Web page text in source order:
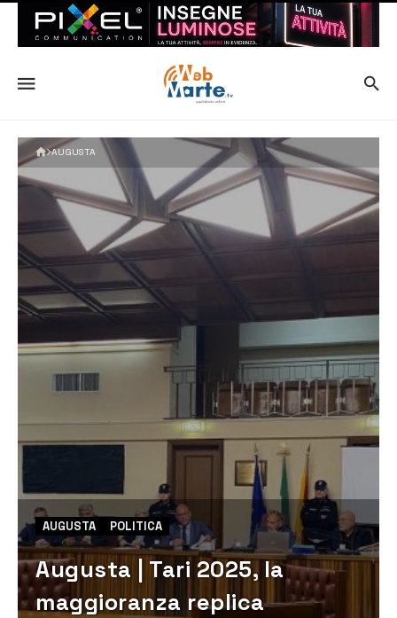
AUGUSTA
AUGUSTA POLITICA
Augusta | Tari 2025, la
maggioranza replica